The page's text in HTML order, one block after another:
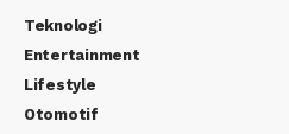
Teknologi
Entertainment
Lifestyle
Otomotif